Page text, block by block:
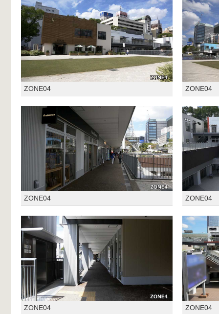
ZONE04 ZONE04
ZONE04 ZONE04
ZONE04 ZONE04